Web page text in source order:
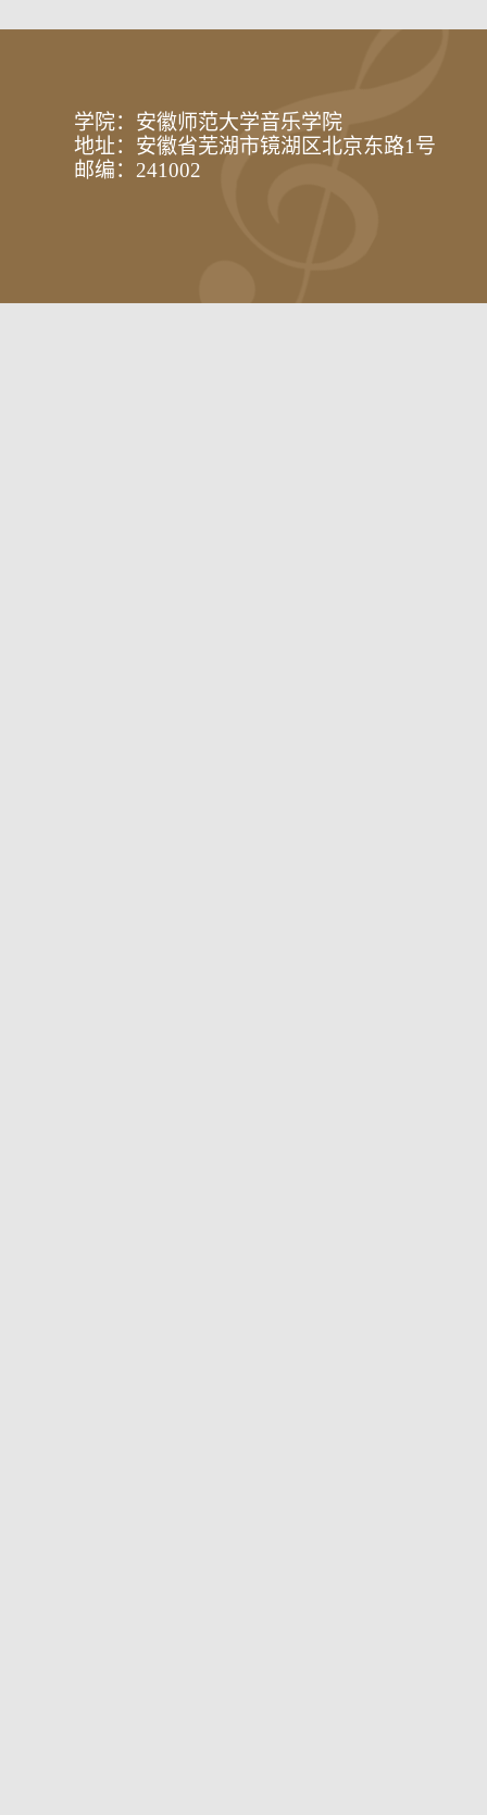
学院：安徽师范大学音乐学院
地址：安徽省芜湖市镜湖区北京东路1号
邮编：241002